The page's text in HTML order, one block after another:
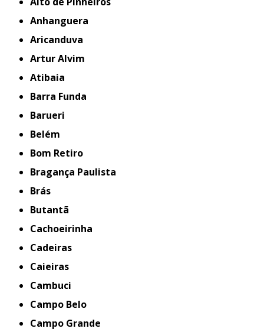
Anhanguera
Aricanduva
Artur Alvim
Atibaia
Barra Funda
Barueri
Belém
Bom Retiro
Bragança Paulista
Brás
Butantã
Cachoeirinha
Cadeiras
Caieiras
Cambuci
Campo Belo
Campo Grande